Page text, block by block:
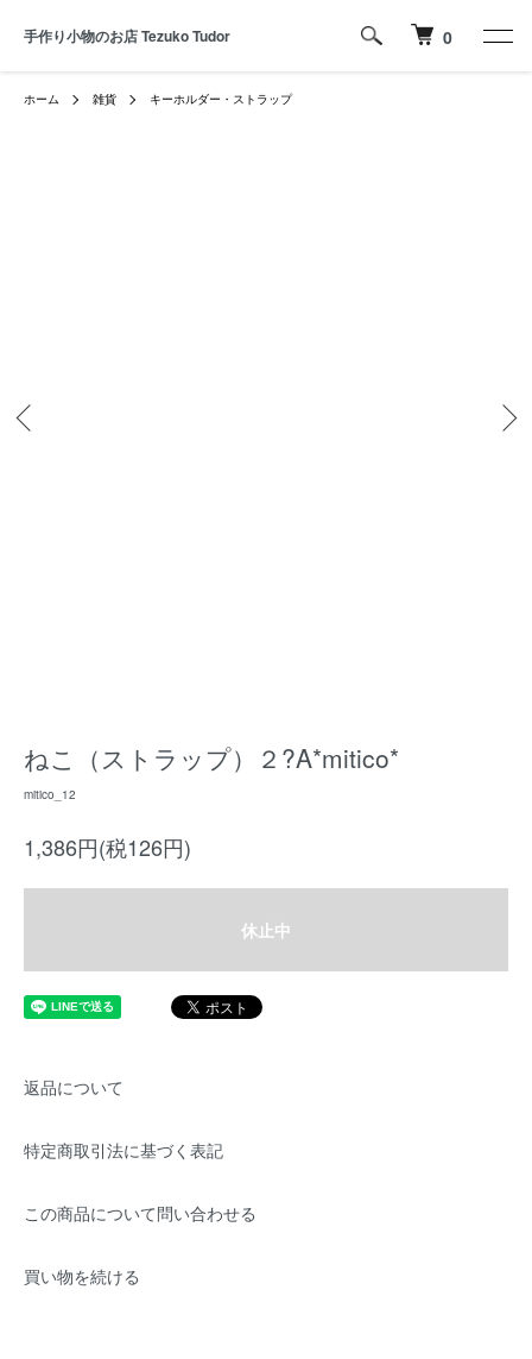
手作り小物のお店 Tezuko Tudor 0
ホーム 雑貨 キーホルダー・ストラップ
ねこ（ストラップ）２?A*mitico*
mitico_12
1,386円(税126円)
休止中
返品について
特定商取引法に基づく表記
この商品について問い合わせる
買い物を続ける